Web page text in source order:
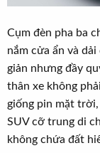
Cụm đèn pha ba
nắm cửa ẩn và
giản nhưng đầy
thân xe không
giống pin mặt
SUV cỡ trung di
không chứa đất